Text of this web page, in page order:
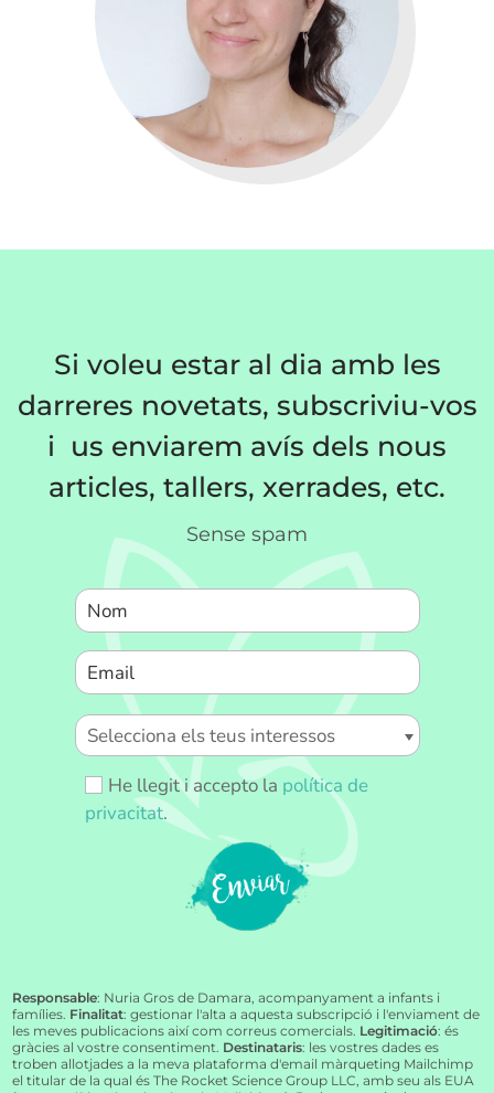
Si voleu estar al dia amb les
darreres novetats, subscriviu-vos
i us enviarem avís dels nous
articles, tallers, xerrades, etc.
Sense spam
He llegit i accepto la política de
privacitat.
enviar
Responsable: Nuria Gros de Damara, acompanyament a infants i
famílies. Finalitat: gestionar l'alta a aquesta subscripció i l'enviament de
les meves publicacions així com correus comercials. Legitimació: és
gràcies al vostre consentiment. Destinataris: les vostres dades es
troben allotjades a la meva plataforma d'email màrqueting Mailchimp
el titular de la qual és The Rocket Science Group LLC, amb seu als EUA